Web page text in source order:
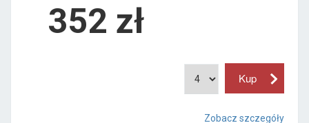
352 zł
Zobacz szczegóły